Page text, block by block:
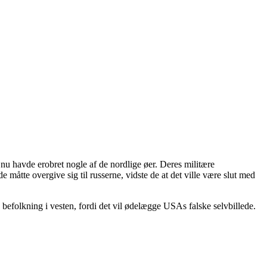
havde erobret nogle af de nordlige øer. Deres militære
måtte overgive sig til russerne, vidste de at det ville være slut med
i vesten, fordi det vil ødelægge USAs falske selvbillede.